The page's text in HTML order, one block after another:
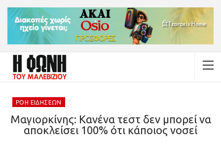
ΡΟΉ ΕΙΔΉΣΕΩΝ
Μαγιορκίνης: Κανένα τεστ δεν μπορεί να
αποκλείσει 100% ότι κάποιος νοσεί